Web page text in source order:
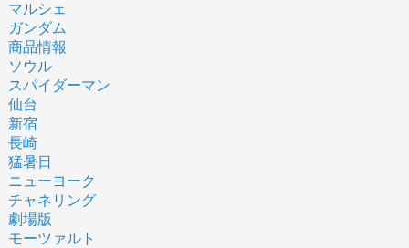
マルシェ
ガンダム
商品情報
ソウル
スパイダーマン
仙台
新宿
長崎
猛暑日
ニューヨーク
チャネリング
劇場版
モーツァルト